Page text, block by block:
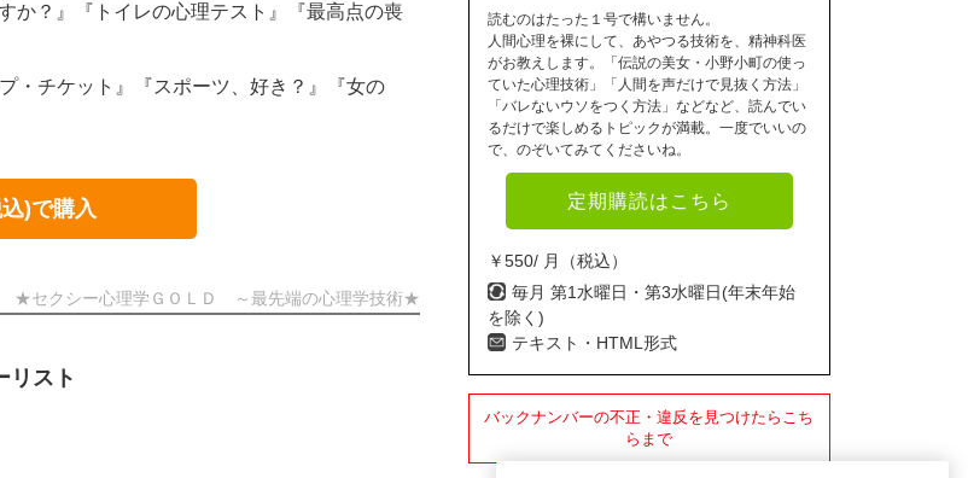
？』『トイレの心理テスト』『最高点の喪
チケット』『スポーツ、好き？』『女の
)で購入
★セクシー心理学ＧＯＬＤ ～最先端の心理学技術★
リスト
読むのはたった１号で構いません。
人間心理を裸にして、あやつる技術を、精神科医
がお教えします。「伝説の美女・小野小町の使っ
ていた心理技術」「人間を声だけで見抜く方法」
「バレないウソをつく方法」などなど、読んでい
るだけで楽しめるトピックが満載。一度でいいの
で、のぞいてみてくださいね。
定期購読はこちら
￥550/ 月（税込）
毎月 第1水曜日・第3水曜日(年末年始
を除く)
テキスト・HTML形式
バックナンバーの不正・違反を見つけたらこち
らまで